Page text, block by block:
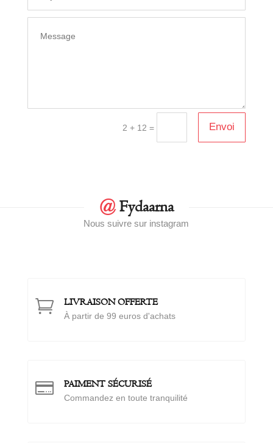
2 + 12 = Envoi
@ Fydaarna
Nous suivre sur instagram
 LIVRAISON OFFERTE
À partir de 99 euros d'achats
 PAIMENT SÉCURISÉ
Commandez en toute tranquilité